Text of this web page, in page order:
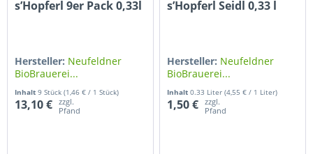
s’Hopferl 9er Pack 0,33l
Hersteller: Neufeldner
BioBrauerei...
Inhalt9 Stück(1,46 € / 1 Stück)
13,10 €
zzgl.
Pfand
s’Hopferl Seidl 0,33 l
Hersteller: Neufeldner
BioBrauerei...
Inhalt0.33 Liter(4,55 € / 1 Liter)
1,50 €
zzgl.
Pfand